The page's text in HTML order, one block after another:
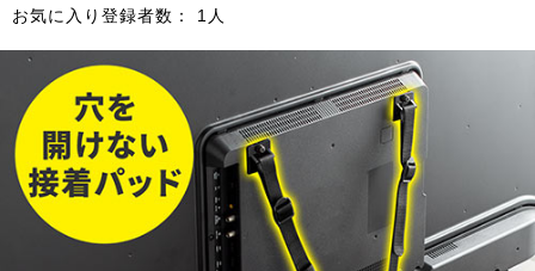
お気に入り登録者数：
1人
Prev